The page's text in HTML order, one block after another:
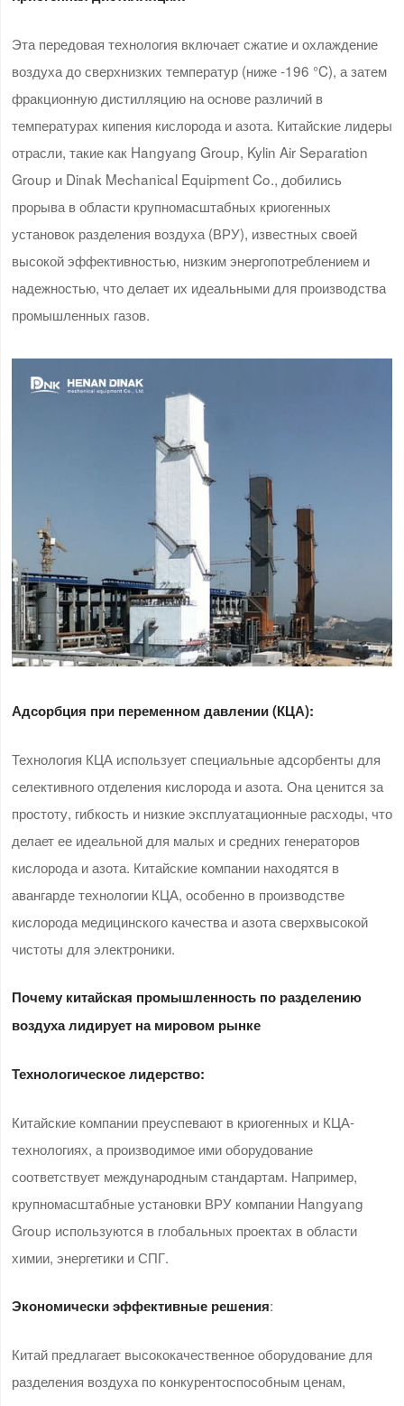
Эта передовая технология включает сжатие и охлаждение
воздуха до сверхнизких температур (ниже -196 °C), а затем
фракционную дистилляцию на основе различий в
температурах кипения кислорода и азота. Китайские лидеры
отрасли, такие как Hangyang Group, Kylin Air Separation
Group и Dinak Mechanical Equipment Co., добились
прорыва в области крупномасштабных криогенных
установок разделения воздуха (ВРУ), известных своей
высокой эффективностью, низким энергопотреблением и
надежностью, что делает их идеальными для производства
промышленных газов.
Адсорбция при переменном давлении (КЦА):
Технология КЦА использует специальные адсорбенты для
селективного отделения кислорода и азота. Она ценится за
простоту, гибкость и низкие эксплуатационные расходы, что
делает ее идеальной для малых и средних генераторов
кислорода и азота. Китайские компании находятся в
авангарде технологии КЦА, особенно в производстве
кислорода медицинского качества и азота сверхвысокой
чистоты для электроники.
Почему китайская промышленность по разделению
воздуха лидирует на мировом рынке
Технологическое лидерство:
Китайские компании преуспевают в криогенных и КЦА-
технологиях, а производимое ими оборудование
соответствует международным стандартам. Например,
крупномасштабные установки ВРУ компании Hangyang
Group используются в глобальных проектах в области
химии, энергетики и СПГ.
Экономически эффективные решения:
Китай предлагает высококачественное оборудование для
разделения воздуха по конкурентоспособным ценам,